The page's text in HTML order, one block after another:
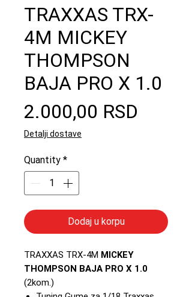
TRAXXAS TRX-
4M MICKEY
THOMPSON
BAJA PRO X 1.0
2.000,00 RSD
Detalji dostave
Quantity *
Dodaj u korpu
TRAXXAS TRX-4M MICKEY
THOMPSON BAJA PRO X 1.0
(2kom.)